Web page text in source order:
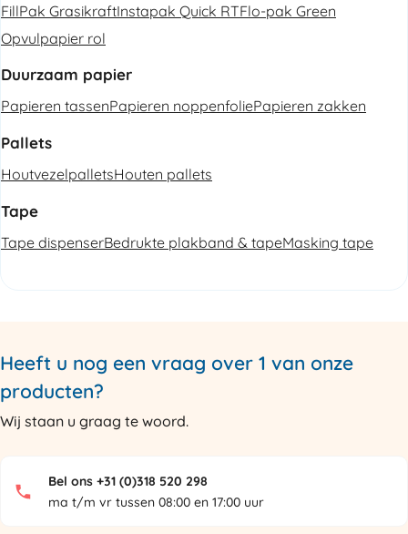
FillPak GrasikraftInstapak Quick RTFlo-pak Green
Opvulpapier rol
Duurzaam papier
Papieren tassenPapieren noppenfoliePapieren zakken
Pallets
HoutvezelpalletsHouten pallets
Tape
Tape dispenserBedrukte plakband & tapeMasking tape
Heeft u nog een vraag over 1 van onze
producten?
Wij staan u graag te woord.
Bel ons +31 (0)318 520 298
ma t/m vr tussen 08:00 en 17:00 uur